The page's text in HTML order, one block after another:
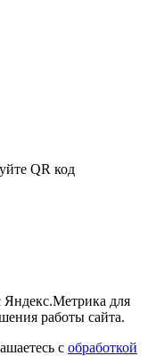
QR код
для
работы сайта.
с обработкой